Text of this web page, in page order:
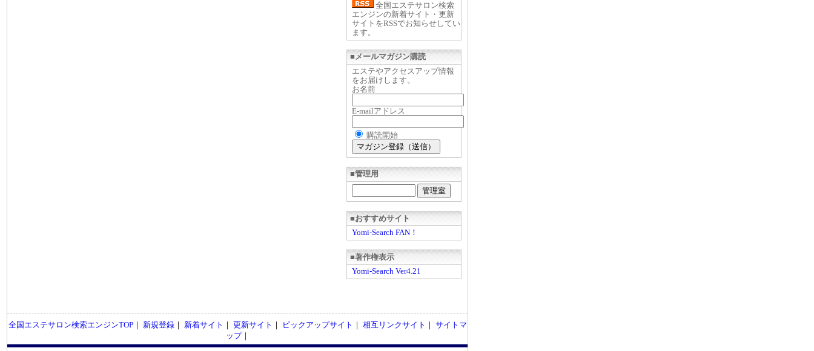
全国エステサロン検索
エンジンの新着サイト・更新
サイトをRSSでお知らせしてい
ます。
■メールマガジン購読
エステやアクセスアップ情報
をお届けします。
お名前
E-mailアドレス
購読開始
■管理用
■おすすめサイト
Yomi-Search FAN！
■著作権表示
Yomi-Search Ver4.21
全国エステサロン検索エンジンTOP｜ 新規登録｜ 新着サイト ｜ 更新サイト ｜ ピックアップサイト ｜ 相互リンクサイト ｜ サイトマ
ップ｜